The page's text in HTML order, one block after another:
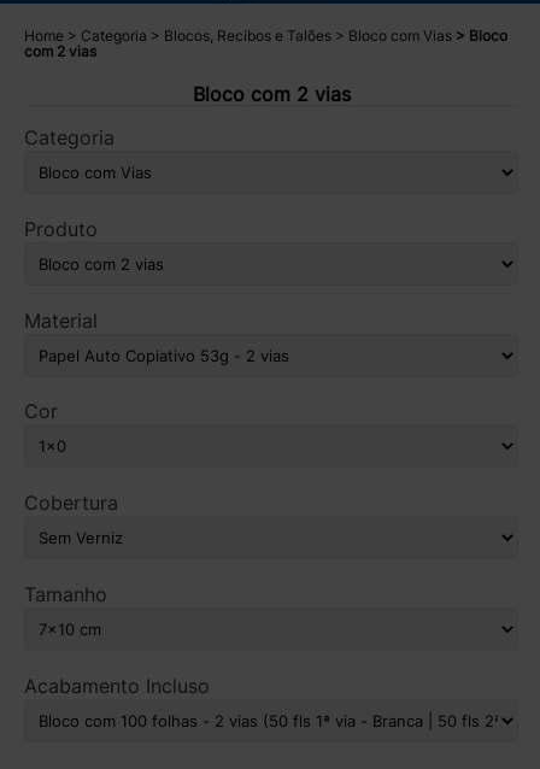
Home Categoria Blocos, Recibos e Talões Bloco com Vias
Bloco
com 2 vias
Bloco com 2 vias
Categoria
Produto
Material
Cor
Cobertura
Tamanho
Acabamento Incluso